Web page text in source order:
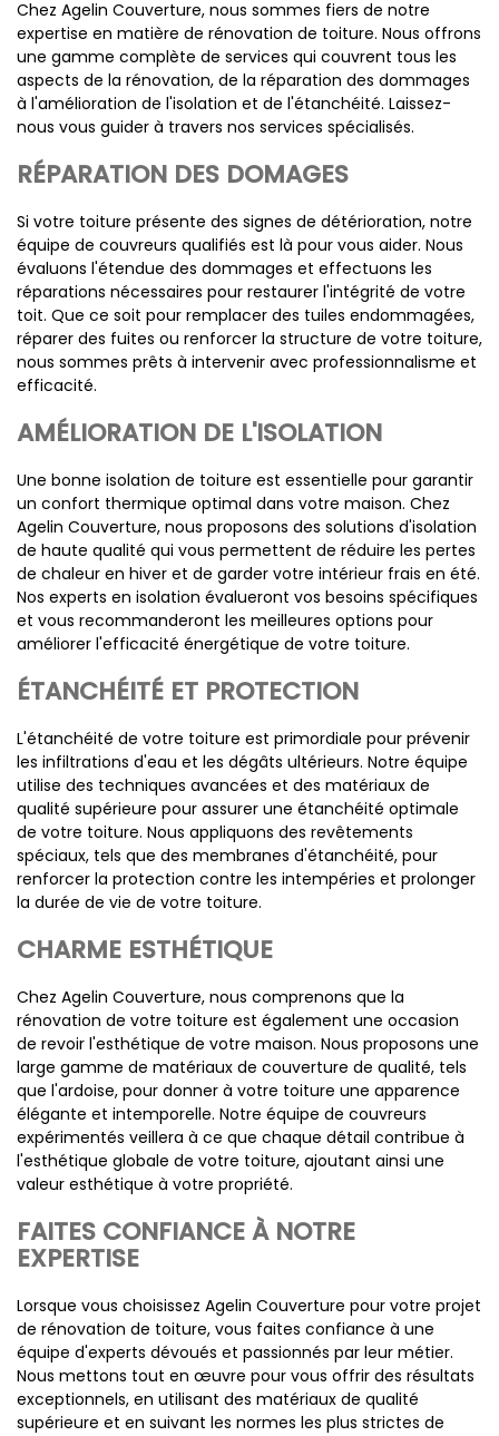
Chez Agelin Couverture, nous sommes fiers de notre
expertise en matière de rénovation de toiture. Nous offrons
une gamme complète de services qui couvrent tous les
aspects de la rénovation, de la réparation des dommages
à l'amélioration de l'isolation et de l'étanchéité. Laissez-
nous vous guider à travers nos services spécialisés.
RÉPARATION DES DOMAGES
Si votre toiture présente des signes de détérioration, notre
équipe de couvreurs qualifiés est là pour vous aider. Nous
évaluons l'étendue des dommages et effectuons les
réparations nécessaires pour restaurer l'intégrité de votre
toit. Que ce soit pour remplacer des tuiles endommagées,
réparer des fuites ou renforcer la structure de votre toiture,
nous sommes prêts à intervenir avec professionnalisme et
efficacité.
AMÉLIORATION DE L'ISOLATION
Une bonne isolation de toiture est essentielle pour garantir
un confort thermique optimal dans votre maison. Chez
Agelin Couverture, nous proposons des solutions d'isolation
de haute qualité qui vous permettent de réduire les pertes
de chaleur en hiver et de garder votre intérieur frais en été.
Nos experts en isolation évalueront vos besoins spécifiques
et vous recommanderont les meilleures options pour
améliorer l'efficacité énergétique de votre toiture.
ÉTANCHÉITÉ ET PROTECTION
L'étanchéité de votre toiture est primordiale pour prévenir
les infiltrations d'eau et les dégâts ultérieurs. Notre équipe
utilise des techniques avancées et des matériaux de
qualité supérieure pour assurer une étanchéité optimale
de votre toiture. Nous appliquons des revêtements
spéciaux, tels que des membranes d'étanchéité, pour
renforcer la protection contre les intempéries et prolonger
la durée de vie de votre toiture.
CHARME ESTHÉTIQUE
Chez Agelin Couverture, nous comprenons que la
rénovation de votre toiture est également une occasion
de revoir l'esthétique de votre maison. Nous proposons une
large gamme de matériaux de couverture de qualité, tels
que l'ardoise, pour donner à votre toiture une apparence
élégante et intemporelle. Notre équipe de couvreurs
expérimentés veillera à ce que chaque détail contribue à
l'esthétique globale de votre toiture, ajoutant ainsi une
valeur esthétique à votre propriété.
FAITES CONFIANCE À NOTRE
EXPERTISE
Lorsque vous choisissez Agelin Couverture pour votre projet
de rénovation de toiture, vous faites confiance à une
équipe d'experts dévoués et passionnés par leur métier.
Nous mettons tout en œuvre pour vous offrir des résultats
exceptionnels, en utilisant des matériaux de qualité
supérieure et en suivant les normes les plus strictes de